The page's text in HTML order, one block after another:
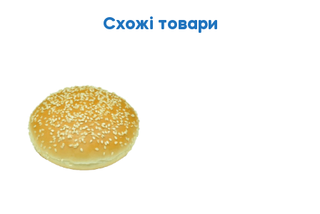
Схожі товари